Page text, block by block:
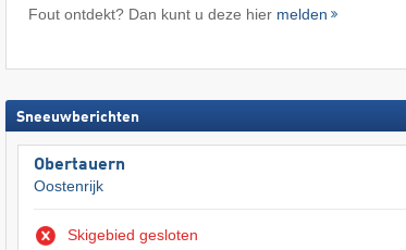
Fout ontdekt? Dan kunt u deze hier melden
Sneeuwberichten
Obertauern
Oostenrijk
Skigebied gesloten